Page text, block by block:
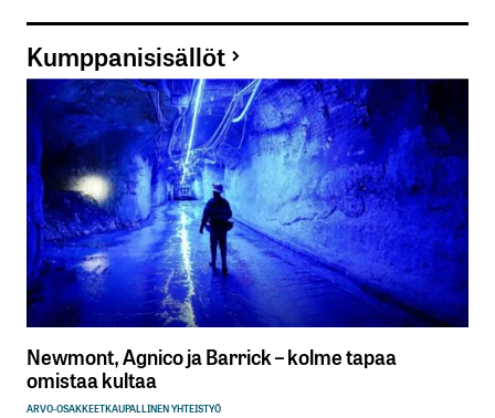
Kumppanisisällöt
Newmont, Agnico ja Barrick – kolme tapaa
omistaa kultaa
ARVO-OSAKKEETKAUPALLINEN YHTEISTYÖ